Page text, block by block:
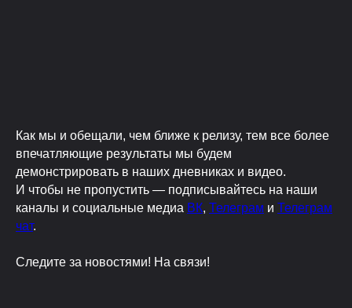
Как мы и обещали, чем ближе к релизу, тем все более
впечатляющие результаты мы будем
демонстрировать в наших дневниках и видео.
И чтобы не пропустить — подписывайтесь на наши
каналы и социальные медиа ВК, Телеграм и Телеграм
чат.
Следите за новостями! На связи!